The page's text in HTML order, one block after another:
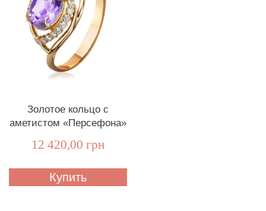
Золотое кольцо с
аметистом «Персефона»
12 420,00 грн
Купить